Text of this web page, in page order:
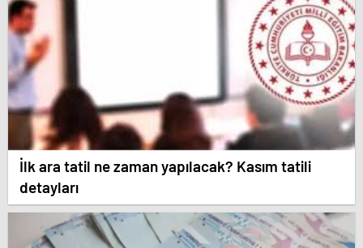
İlk ara tatil ne zaman yapılacak? Kasım tatili
detayları